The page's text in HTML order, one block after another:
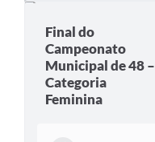
Final do
Campeonato
Municipal de 48 –
Categoria
Feminina